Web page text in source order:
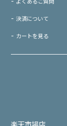
決済について
カートを見る
楽天市場店